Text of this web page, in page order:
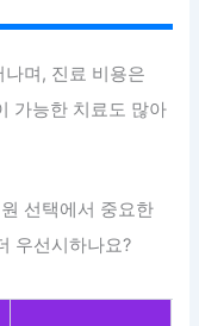
며, 진료 비용은
가능한 치료도 많아
선택에서 중요한
우선시하나요?